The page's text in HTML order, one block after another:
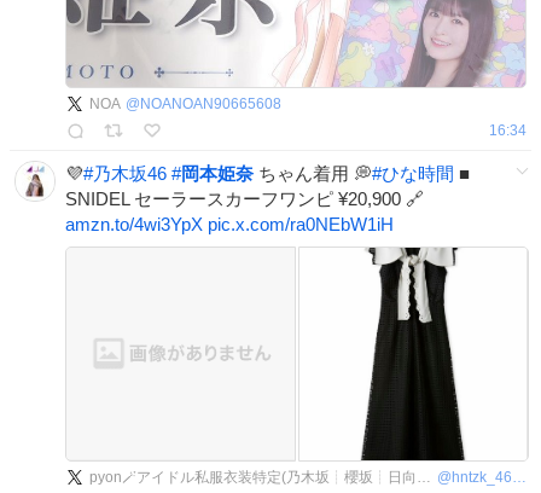
NOA @ NOANOAN90665608
16:34
💜#乃木坂46 #岡本姫奈 ちゃん着用 💭#ひな時間 ■
SNIDEL セーラースカーフワンピ ¥20,900 🔗
amzn.to/4wi3YpX pic.x.com/ra0NEbW1iH
pyon🪄︎︎アイドル私服衣装特定(乃木坂┊︎櫻坂┊︎日向坂 etc) @ hntzk_46pyo